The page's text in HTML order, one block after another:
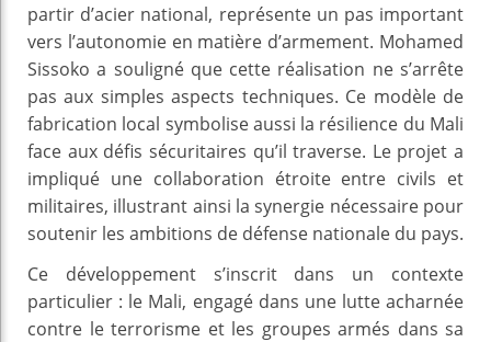
partir d’acier national, représente un pas important
vers l’autonomie en matière d’armement. Mohamed
Sissoko a souligné que cette réalisation ne s’arrête
pas aux simples aspects techniques. Ce modèle de
fabrication local symbolise aussi la résilience du Mali
face aux défis sécuritaires qu’il traverse. Le projet a
impliqué une collaboration étroite entre civils et
militaires, illustrant ainsi la synergie nécessaire pour
soutenir les ambitions de défense nationale du pays.
Ce développement s’inscrit dans un contexte
particulier : le Mali, engagé dans une lutte acharnée
contre le terrorisme et les groupes armés dans sa